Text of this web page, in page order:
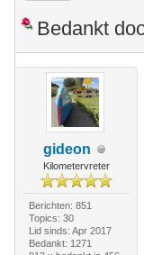
Bedankt
gideon
Kilometervreter
Berichten: 851
Topics: 30
Lid sinds: Apr 2017
Bedankt: 1271